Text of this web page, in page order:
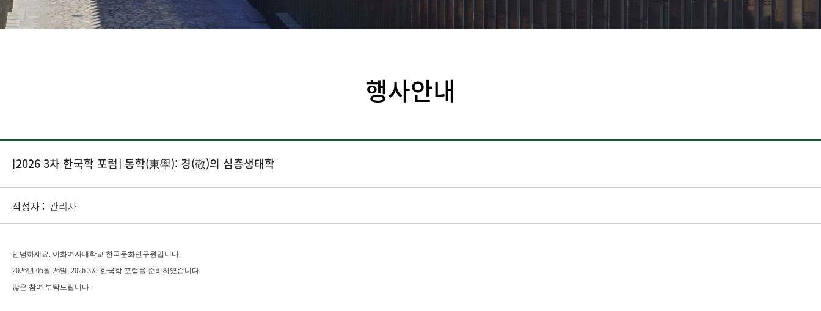
행사안내
[2026 3차 한국학 포럼] 동학(東學): 경(敬)의 심층생태학
작성자 : 관리자
안녕하세요 이화여자대학교 한국문화연구원입니다
2026년 05월 26일 , 2026 3차 한국학 포럼을 준비하였습니다.
많은 참여 부탁드립니다.